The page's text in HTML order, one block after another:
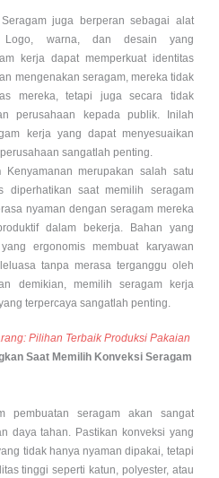
Seragam juga berperan sebagai alat
Logo, warna, dan desain yang
kerja dapat memperkuat identitas
mengenakan seragam, mereka tidak
mereka, tetapi juga secara tidak
perusahaan kepada publik. Inilah
kerja yang dapat menyesuaikan
sangatlah penting.
Kenyamanan merupakan salah satu
diperhatikan saat memilih seragam
nyaman dengan seragam mereka
dalam bekerja. Bahan yang
ergonomis membuat karyawan
tanpa merasa terganggu oleh
demikian, memilih seragam kerja
terpercaya sangatlah penting.
Pilihan Terbaik Produksi Pakaian
Saat Memilih Konveksi Seragam
pembuatan seragam akan sangat
daya tahan. Pastikan konveksi yang
tidak hanya nyaman dipakai, tetapi
tinggi seperti katun, polyester, atau